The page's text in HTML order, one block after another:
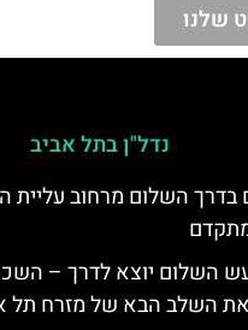
שלנו
נדל"ן בתל אביב
בדרך השלום מרחוב עליית
השלום יוצא לדרך –
השלב הבא של מזרח תל